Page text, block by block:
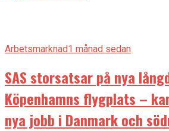
Arbetsmarknad1 månad sedan
SAS storsatsar på nya
Köpenhamns flygplats –
nya jobb i Danmark och